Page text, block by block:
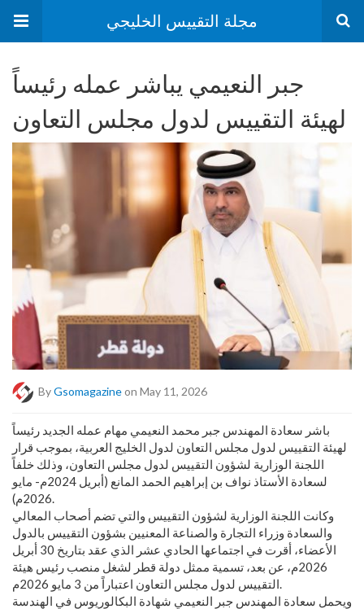
مجلة التقييس الخليجي
جبر النعيمي يباشر عمله رئيساً
لهيئة التقييس لدول مجلس التعاون
ByGsomagazineon May 11, 2026
باشر سعادة المهندس جبر محمد النعيمي مهام عمله الجديد رئيساً
لهيئة التقييس لدول مجلس التعاون لدول الخليج العربية، بموجب قرار
اللجنة الوزارية لشؤون التقييس لدول مجلس التعاون، وذلك خلفاً
لسعادة الأستاذ نواف بن إبراهيم الحمد المانع (أبريل 2024م- مايو
2026م).
وكانت اللجنة الوزارية لشؤون التقييس والتي تضم أصحاب المعالي
والسعادة وزراء التجارة والصناعة المعنيين بشؤون التقييس بالدول
الأعضاء، أقرت في اجتماعها الحادي عشر الذي عقد بتاريخ 30 أبريل
2026م، عن بعد، تسمية ممثل دولة قطر لشغل منصب رئيس هيئة
التقييس لدول مجلس التعاون اعتباراً من 3 مايو 2026م.
ويحمل سعادة المهندس جبر النعيمي شهادة البكالوريوس في الهندسة